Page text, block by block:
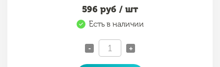
596 руб / шт
Есть в наличии
- +